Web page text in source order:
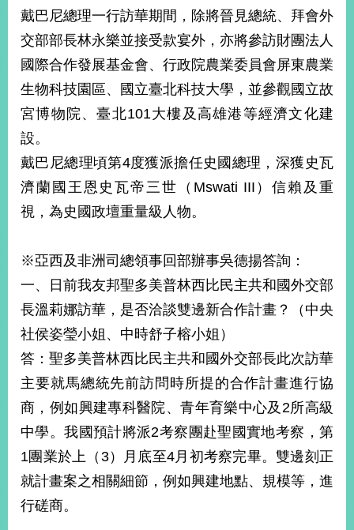
戴巴尼總理一行訪華期間，除將晉見總統、拜會外
交部部長林永樂並接受款宴外，亦將參訪財團法人
國際合作發展基金會、行政院農業委員會屏東農業
生物科技園區、國立臺北科技大學，並參觀國立故
宮博物院、臺北101大樓及高雄港等經濟文化建
設。
戴巴尼總理頃第4度獲派擔任史國總理，深獲史瓦
濟蘭國王恩史瓦帝三世（Mswati III）信賴及重
視，為史國政壇重量級人物。
※亞西及非洲司總領事回部辦事吳德揚答詢：
一、日前我友邦聖多美普林西比民主共和國外交部
長溫莉娜訪華，是否洽談雙邊新合作計畫？（中央
社侯姿瑩小姐、中時舒子榕小姐）
答：聖多美普林西比民主共和國外交部長此次訪華
主要就馬總統先前訪問時所提的合作計畫進行協
商，例如興建專科醫院、青年育樂中心及2所高級
中學。我國預計將派2考察團赴聖國實地考察，第
1團業於上（3）月底至4月初考察完畢。雙邊刻正
就計畫案之相關細節，例如興建地點、規模等，進
行磋商。